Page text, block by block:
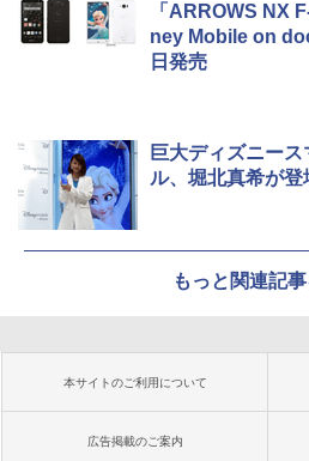
「ARROWS NX
ney Mobile on
日発売
巨大ディズニー
ル、堀北真希が登
もっと関連記
本サイトのご利用について
広告掲載のご案内